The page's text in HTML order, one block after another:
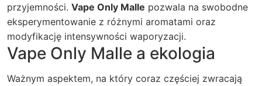
przyjemności. Vape Only Malle pozwala na swobodne
eksperymentowanie z różnymi aromatami oraz
modyfikację intensywności waporyzacji.
Vape Only Malle a ekologia
Ważnym aspektem, na który coraz częściej zwracają